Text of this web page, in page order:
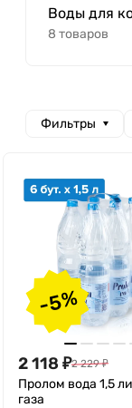
Воды для
8 товаров
Фильтры
-5%
2 118 ₽2 229 ₽
Пролом вода 1,5
газа